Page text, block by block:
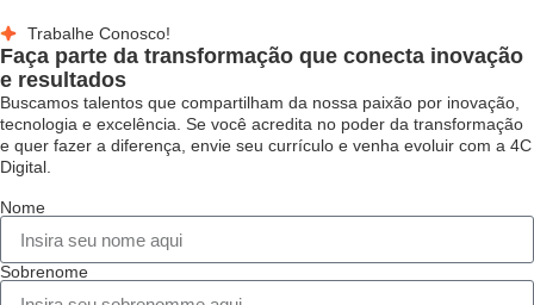
Trabalhe Conosco!
Faça parte da transformação que conecta inovação
e resultados
Buscamos talentos que compartilham da nossa paixão por inovação,
tecnologia e excelência. Se você acredita no poder da transformação
e quer fazer a diferença, envie seu currículo e venha evoluir com a 4C
Digital.
Nome
Sobrenome